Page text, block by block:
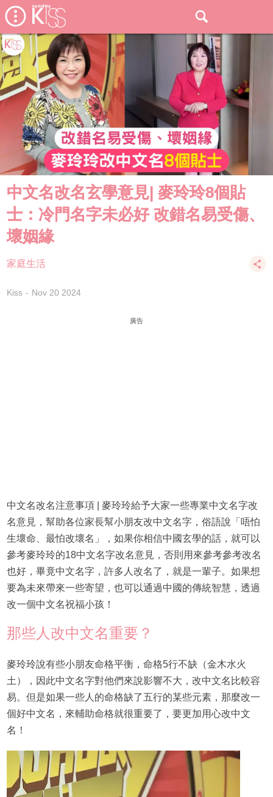
中文名改名玄學意見| 麥玲玲8個貼
士：冷門名字未必好 改錯名易受傷、
壞姻緣
家庭生活
Kiss Nov 20 2024
廣告
中文名改名注意事項 | 麥玲玲給予大家一些專業中文名字改
名意見，幫助各位家長幫小朋友改中文名字，俗語說「唔怕
生壞命、最怕改壞名」，如果你相信中國玄學的話，就可以
參考麥玲玲的18中文名字改名意見，否則用來參考參考改名
也好，畢竟中文名字，許多人改名了，就是一輩子。如果想
要為未來帶來一些寄望，也可以通過中國的傳統智慧，透過
改一個中文名祝福小孩！
那些人改中文名重要？
麥玲玲說有些小朋友命格平衡，命格5行不缺（金木水火
土），因此中文名字對他們來說影響不大，改中文名比較容
易。但是如果一些人的命格缺了五行的某些元素，那麼改一
個好中文名，來輔助命格就很重要了，要更加用心改中文
名！